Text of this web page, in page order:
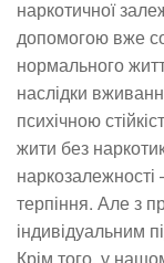
наркотичної
допомогою вже
нормального
наслідки
психічною
жити без
терпіння. Але з
індивідуальним